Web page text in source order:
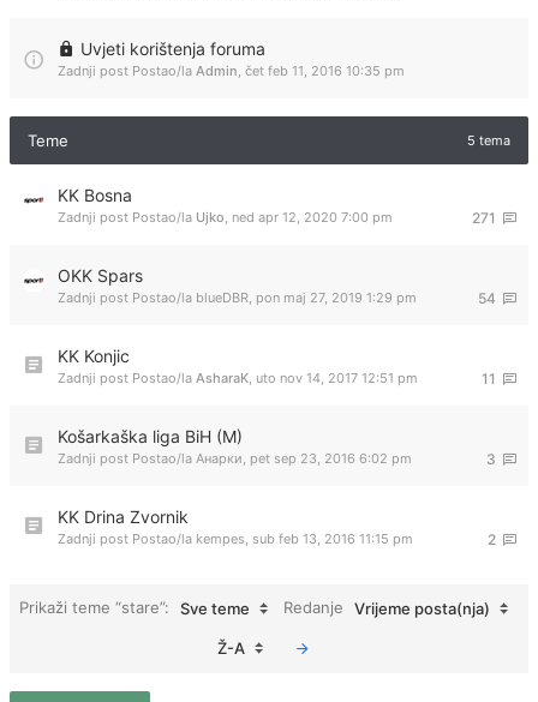
Uvjeti korištenja foruma
Zadnji post Postao/la Admin, čet feb 11, 2016 10:35 pm
Teme 5 tema
KK Bosna
271
Zadnji post Postao/la Ujko, ned apr 12, 2020 7:00 pm
OKK Spars
54
Zadnji post Postao/la blueDBR, pon maj 27, 2019 1:29 pm
KK Konjic
11
Zadnji post Postao/la AsharaK, uto nov 14, 2017 12:51 pm
Košarkaška liga BiH (M)
3
Zadnji post Postao/la Анарки, pet sep 23, 2016 6:02 pm
KK Drina Zvornik
2
Zadnji post Postao/la kempes, sub feb 13, 2016 11:15 pm
Prikaži teme “stare”: Sve teme Redanje Vrijeme posta(nja)
Ž-A